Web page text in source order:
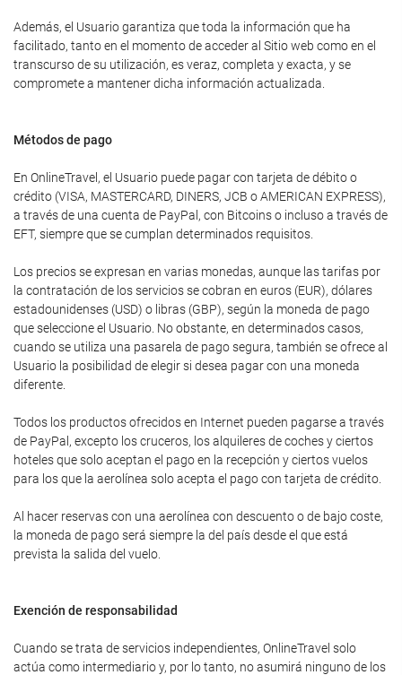
Además, el Usuario garantiza que toda la información que ha
facilitado, tanto en el momento de acceder al Sitio web como en el
transcurso de su utilización, es veraz, completa y exacta, y se
compromete a mantener dicha información actualizada.
Métodos de pago
En OnlineTravel, el Usuario puede pagar con tarjeta de débito o
crédito (VISA, MASTERCARD, DINERS, JCB o AMERICAN EXPRESS),
a través de una cuenta de PayPal, con Bitcoins o incluso a través de
EFT, siempre que se cumplan determinados requisitos.
Los precios se expresan en varias monedas, aunque las tarifas por
la contratación de los servicios se cobran en euros (EUR), dólares
estadounidenses (USD) o libras (GBP), según la moneda de pago
que seleccione el Usuario. No obstante, en determinados casos,
cuando se utiliza una pasarela de pago segura, también se ofrece al
Usuario la posibilidad de elegir si desea pagar con una moneda
diferente.
Todos los productos ofrecidos en Internet pueden pagarse a través
de PayPal, excepto los cruceros, los alquileres de coches y ciertos
hoteles que solo aceptan el pago en la recepción y ciertos vuelos
para los que la aerolínea solo acepta el pago con tarjeta de crédito.
Al hacer reservas con una aerolínea con descuento o de bajo coste,
la moneda de pago será siempre la del país desde el que está
prevista la salida del vuelo.
Exención de responsabilidad
Cuando se trata de servicios independientes, OnlineTravel solo
actúa como intermediario y, por lo tanto, no asumirá ninguno de los